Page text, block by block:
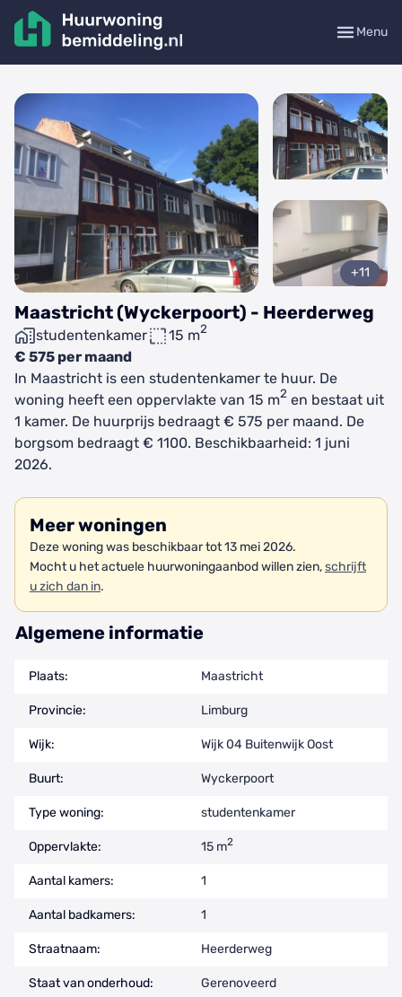
Menu
Maastricht (Wyckerpoort) - Heerderweg
studentenkamer 15 m2
€ 575 per maand
+11
In Maastricht is een studentenkamer te huur. De
woning heeft een oppervlakte van 15 m2 en bestaat uit
1 kamer. De huurprijs bedraagt € 575 per maand. De
borgsom bedraagt € 1100. Beschikbaarheid: 1 juni
2026.
Meer woningen
Deze woning was beschikbaar tot 13 mei 2026.
Mocht u het actuele huurwoningaanbod willen zien,schrijft
u zich dan in.
Algemene informatie
Plaats: Maastricht
Provincie: Limburg
Wijk: Wijk 04 Buitenwijk Oost
Buurt: Wyckerpoort
Type woning: studentenkamer
Oppervlakte: 15 m2
Aantal kamers: 1
Aantal badkamers: 1
Straatnaam: Heerderweg
Staat van onderhoud: Gerenoveerd